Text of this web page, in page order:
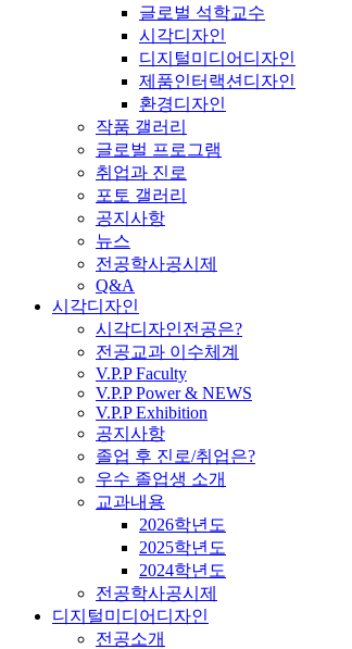
글로벌 석학교수
시각디자인
디지털미디어디자인
제품인터랙션디자인
환경디자인
작품 갤러리
글로벌 프로그램
취업과 진로
포토 갤러리
공지사항
뉴스
전공학사공시제
Q&A
시각디자인
시각디자인전공은?
전공교과 이수체계
V.P.P Faculty
V.P.P Power & NEWS
V.P.P Exhibition
공지사항
졸업 후 진로/취업은?
우수 졸업생 소개
교과내용
2026학년도
2025학년도
2024학년도
전공학사공시제
디지털미디어디자인
전공소개